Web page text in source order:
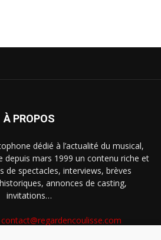
À PROPOS
dédié à l’actualité du musical,
depuis mars 1999 un contenu riche et
de spectacles, interviews, brèves
annonces de casting,
invitations…
contact@regardencoulisse.com